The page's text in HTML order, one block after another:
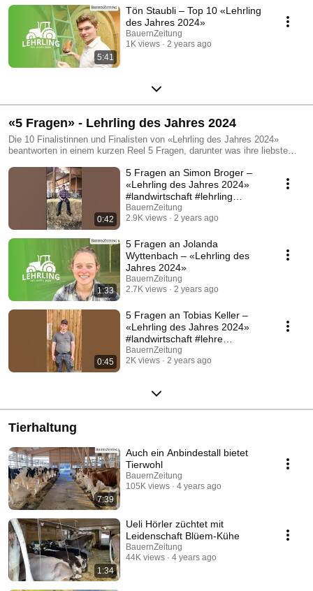
5:41
Tön Staubli – Top 10 «Lehrling
des Jahres 2024»
BauernZeitung
1K views
2 years ago
«5 Fragen» - Lehrling des Jahres 2024
Die 10 Finalistinnen und Finalisten von «Lehrling des Jahres 2024»
beantworten in einem kurzen Reel 5 Fragen, darunter was ihre liebste
0:42
5 Fragen an Simon Broger –
«Lehrling des Jahres 2024»
#landwirtschaft #lehrling
#schweiz
BauernZeitung
2.9K views
2 years ago
1:33
5 Fragen an Jolanda
Wyttenbach – «Lehrling des
Jahres 2024»
BauernZeitung
2.7K views
2 years ago
0:45
5 Fragen an Tobias Keller –
«Lehrling des Jahres 2024»
#landwirtschaft #lehre
#schweiz
BauernZeitung
2K views
2 years ago
Tierhaltung
7:39
Auch ein Anbindestall bietet
Tierwohl
BauernZeitung
105K views
4 years ago
1:34
Ueli Hörler züchtet mit
Leidenschaft Blüem-Kühe
BauernZeitung
44K views
4 years ago